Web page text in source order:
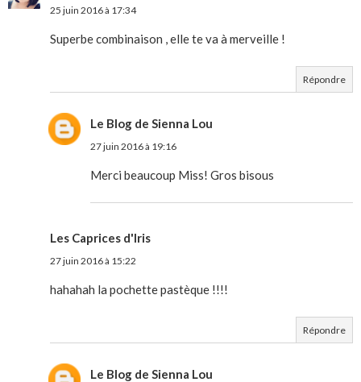
25 juin 2016 à 17:34
Superbe combinaison , elle te va à merveille !
Répondre
Le Blog de Sienna Lou
27 juin 2016 à 19:16
Merci beaucoup Miss! Gros bisous
Les Caprices d'Iris
27 juin 2016 à 15:22
hahahah la pochette pastèque !!!!
Répondre
Le Blog de Sienna Lou